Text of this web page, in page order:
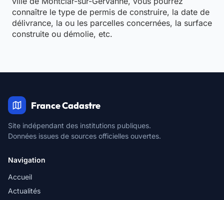
connaître le type de permis de construire, la date de
délivrance, la ou les parcelles concernées, la surface
construite ou démolie, etc.
France Cadastre
Site indépendant des institutions publiques.
Données issues de sources officielles ouvertes.
Navigation
Accueil
Actualités